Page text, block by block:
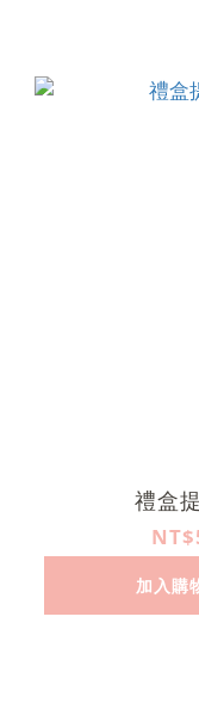
禮盒
加入購